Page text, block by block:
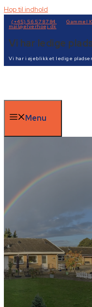
Hop til indhold
(+45) 56 57 87 84
Gammel
mail@elverhoej.dk
Vi har ledige
Vi har i øjeblikket ledige pladser
Menu